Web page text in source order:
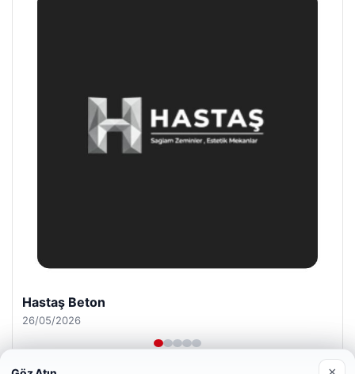
Enes Kaplan Avukatlık Bürosu
28/04/2026